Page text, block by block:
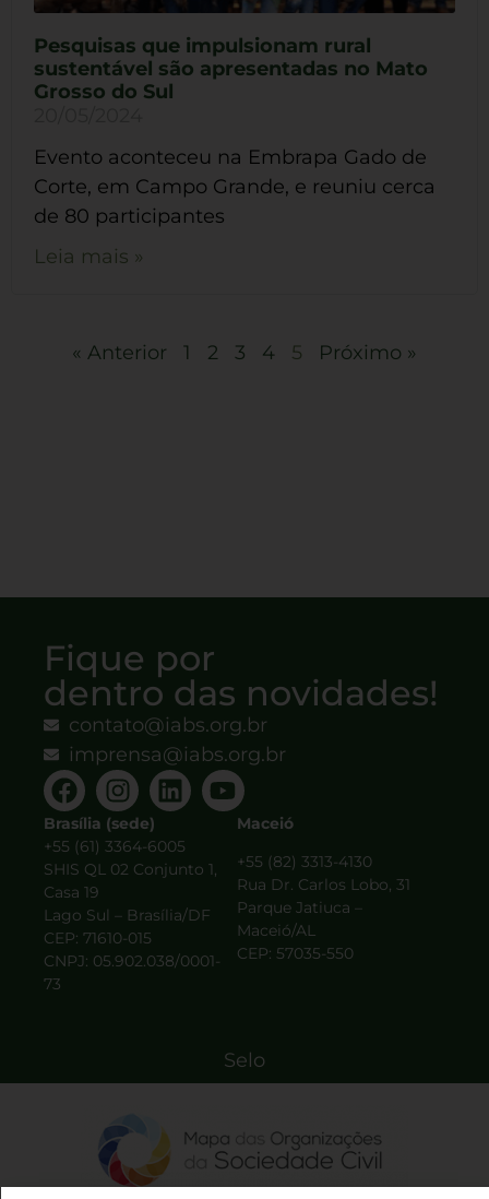
Pesquisas que impulsionam rural
sustentável são apresentadas no Mato
Grosso do Sul
Evento aconteceu na Embrapa Gado de
Corte, em Campo Grande, e reuniu cerca
de 80 participantes
Leia mais »
« Anterior 1 2 3 4 5 Próximo »
Fique por
dentro das novidades!
contato@iabs.org.br
imprensa@iabs.org.br
Brasília (sede)
+55 (61) 3364-6005
SHIS QL 02 Conjunto 1,
Casa 19
Lago Sul – Brasília/DF
CEP: 71610-015
CNPJ: 05.902.038/0001-
73
Maceió
+55 (82) 3313-4130
Rua Dr. Carlos Lobo, 31
Parque Jatiuca –
Maceió/AL
CEP: 57035-550
Selo